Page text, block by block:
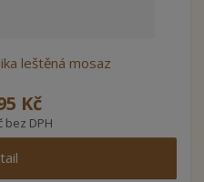
leštěná mosaz
Kč
bez DPH